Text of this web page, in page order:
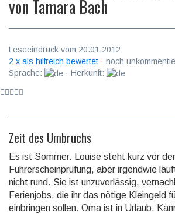
vonTamara Bach
Leseeindruck vom 20.01.2012
2 x als hilfreich bewertet · noch
Sprache:
· Herkunft:
Zeit des Umbruchs
Es ist Sommer. Louise steht kurz vor der
Führerscheinprüfung, aber irgendwie
nicht rund. Sie ist unzuverlässig,
Ferienjobs, die ihr das nötige Kleingeld
einbringen sollen. Oma ist in Urlaub.